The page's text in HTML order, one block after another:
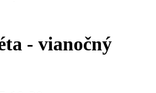
- vianočný